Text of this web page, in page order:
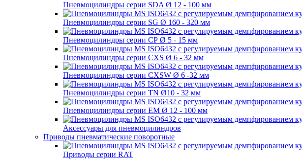
Пневмоцилиндры серии SDA Ø 12 - 100 мм
Пневмоцилиндры серии SG Ø 160 - 320 мм
Пневмоцилиндры серии СР Ø 5 - 15 мм
Пневмоцилиндры серии CXS Ø 6 - 32 мм
Пневмоцилиндры серии CXSW Ø 6 -32 мм
Пневмоцилиндры серии TN Ø10 - 32 мм
Пневмоцилиндры серии EM Ø 12 - 100 мм
Аксессуары для пневмоцилиндров
Приводы пневматические поворотные
Приводы серии RAT